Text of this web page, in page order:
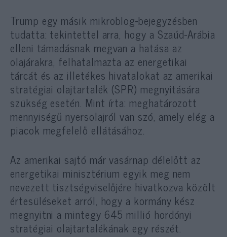
Trump egy másik mikroblog-bejegyzésben
tudatta: tekintettel arra, hogy a Szaúd-Arábia
elleni támadásnak megvan a hatása az
olajárakra, felhatalmazta az energetikai
tárcát és az illetékes hivatalokat az amerikai
stratégiai olajtartalék (SPR) megnyitására
szükség esetén. Mint írta: meghatározott
mennyiségű nyersolajról van szó, amely elég a
piacok megfelelő ellátásához.
Az amerikai sajtó már vasárnap délelőtt az
energetikai minisztérium egyik meg nem
nevezett tisztségviselőjére hivatkozva közölt
értesüléseket arról, hogy a kormány kész
megnyitni a mintegy 645 millió hordónyi
stratégiai olajtartalékának egy részét.